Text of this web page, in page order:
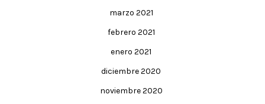
marzo 2021
febrero 2021
enero 2021
diciembre 2020
noviembre 2020